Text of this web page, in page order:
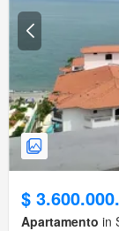
$
Apartamento in